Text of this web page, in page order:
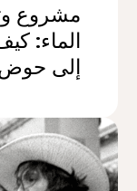
الماء:
إلى حوض